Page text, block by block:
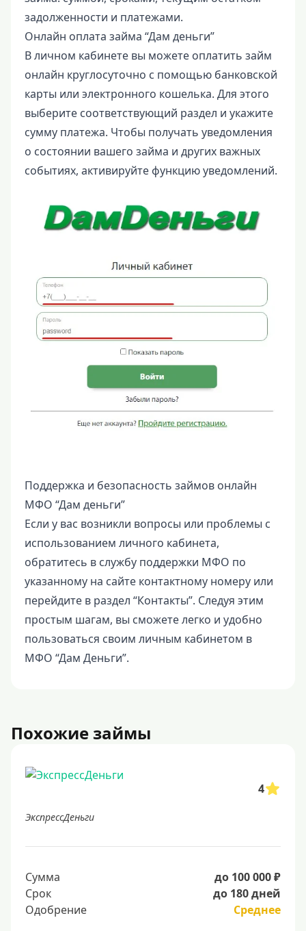
задолженности и платежами.
Онлайн оплата займа “Дам деньги”
В личном кабинете вы можете оплатить займ
онлайн круглосуточно с помощью банковской
карты или электронного кошелька. Для этого
выберите соответствующий раздел и укажите
сумму платежа. Чтобы получать уведомления
о состоянии вашего займа и других важных
событиях, активируйте функцию уведомлений.
Поддержка и безопасность займов онлайн
МФО “Дам деньги”
Если у вас возникли вопросы или проблемы с
использованием личного кабинета,
обратитесь в службу поддержки МФО по
указанному на сайте контактному номеру или
перейдите в раздел “Контакты”. Следуя этим
простым шагам, вы сможете легко и удобно
пользоваться своим личным кабинетом в
МФО “Дам Деньги”.
Похожие займы
4
ЭкспрессДеньги
Сумма
до 100 000 ₽
Срок
до 180 дней
Одобрение
Среднее